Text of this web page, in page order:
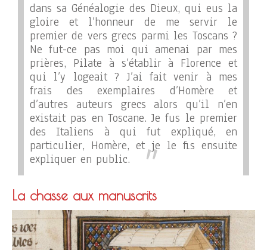
dans sa Généalogie des Dieux, qui eus la
gloire et l’honneur de me servir le
premier de vers grecs parmi les Toscans ?
Ne fut-ce pas moi qui amenai par mes
prières, Pilate à s’établir à Florence et
qui l’y logeait ? J’ai fait venir à mes
frais des exemplaires d’Homère et
d’autres auteurs grecs alors qu’il n’en
existait pas en Toscane. Je fus le premier
des Italiens à qui fut expliqué, en
particulier, Homère, et je le fis ensuite
expliquer en public.
La chasse aux manuscrits